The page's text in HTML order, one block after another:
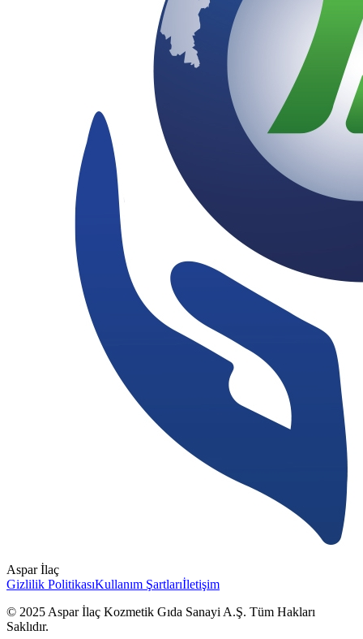
Aspar İlaç
Gizlilik PolitikasıKullanım Şartlarıİletişim
© 2025 Aspar İlaç Kozmetik Gıda Sanayi A.Ş. Tüm Hakları
Saklıdır.